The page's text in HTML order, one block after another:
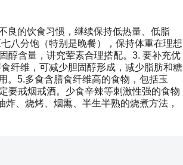
良的饮食习惯，继续保持低热量、低脂
八分饱（特别是晚餐），保持体重在理想
醇含量，讲究荤素合理搭配。3. 要补充优
纤维，可减少胆固醇形成，减少脂肪和糖
。5.多食含膳食纤维高的食物，包括玉
要戒烟戒酒。少食辛辣等刺激性强的食物
、烧烤、烟熏、半生半熟的烧煮方法，